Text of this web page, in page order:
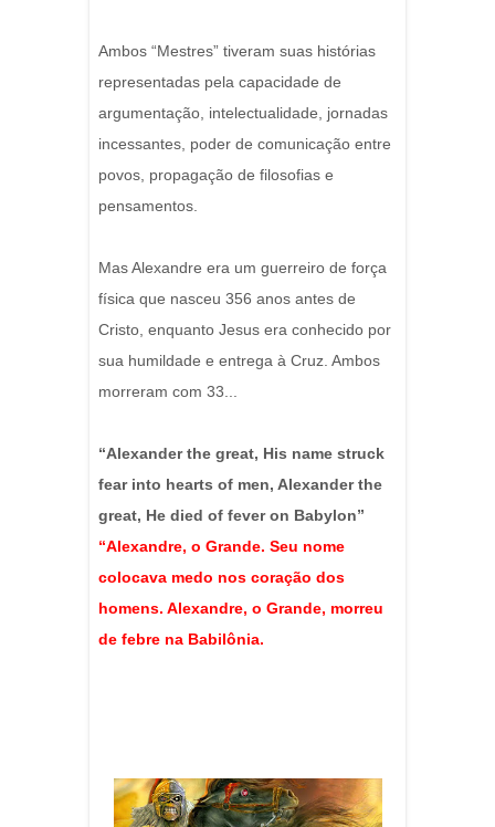
Ambos “Mestres” tiveram suas histórias
representadas pela capacidade de
argumentação, intelectualidade, jornadas
incessantes, poder de comunicação entre
povos, propagação de filosofias e
pensamentos.
Mas Alexandre era um guerreiro de força
física que nasceu 356 anos antes de
Cristo, enquanto Jesus era conhecido por
sua humildade e entrega à Cruz. Ambos
morreram com 33...
“Alexander the great, His name struck
fear into hearts of men, Alexander the
great, He died of fever on Babylon”
“Alexandre, o Grande. Seu nome
colocava medo nos coração dos
homens. Alexandre, o Grande, morreu
de febre na Babilônia.